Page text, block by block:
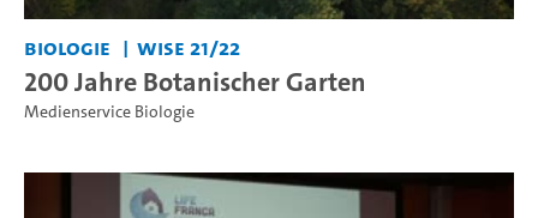
Biologie WiSe 21/22
200 Jahre Botanischer Garten
Medienservice Biologie